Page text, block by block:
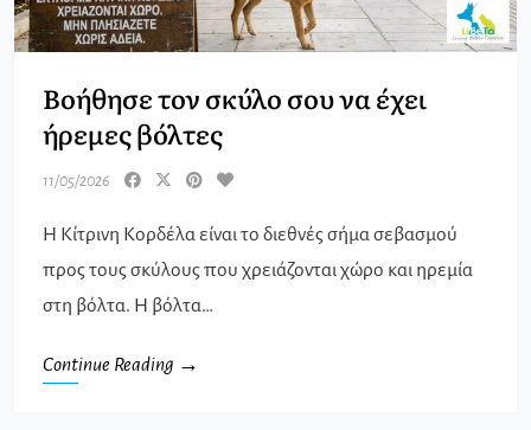
Βοήθησε τον σκύλο σου να έχει
ήρεμες βόλτες
11/05/2026
Η Κίτρινη Κορδέλα είναι το διεθνές σήμα σεβασμού
προς τους σκύλους που χρειάζονται χώρο και ηρεμία
στη βόλτα. Η βόλτα…
Continue Reading →